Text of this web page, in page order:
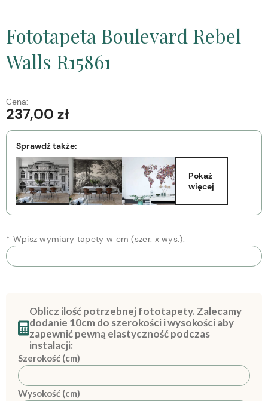
Fototapeta Boulevard Rebel
Walls R15861
Cena:
237,00 zł
Sprawdź także:
Pokaż
więcej
* Wpisz wymiary tapety w cm (szer. x wys.):
Oblicz ilość potrzebnej fototapety. Zalecamy
dodanie 10cm do szerokości i wysokości aby
zapewnić pewną elastyczność podczas
instalacji:
Szerokość (cm)
Wysokość (cm)